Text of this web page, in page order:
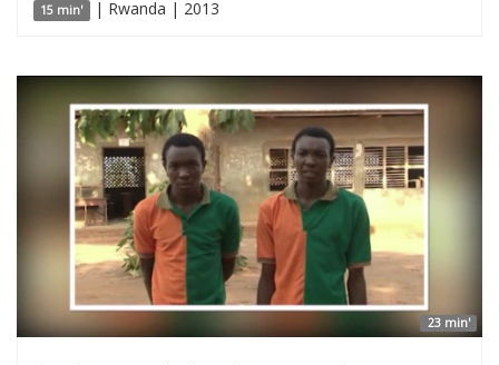
15 min' | Rwanda | 2013
23 min'